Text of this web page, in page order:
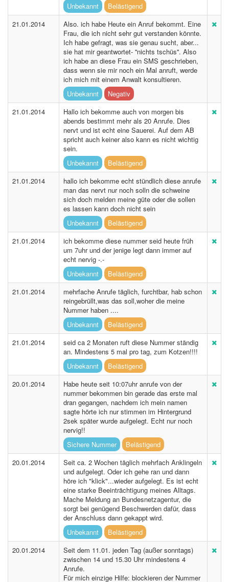
Unbekannt
Belästigend
21.01.2014
Also. ich habe Heute ein Anruf bekommt. Eine
Frau, die ich nicht sehr gut verstanden könnte.
Ich habe gefragt, was sie genau sucht, aber...
sie hat mir geantwortet- ''nichts tschüs''. Also
ich habe an diese Frau ein SMS geschrieben,
dass wenn sie mir noch ein Mal anruft, werde
ich mich mit einem Anwalt konsultieren.
Unbekannt
Negativ
21.01.2014
Hallo ich bekomme auch von morgen bis
abends bestimmt mehr als 20 Anrufe. Dies
nervt und ist echt eine Sauerei. Auf dem AB
spricht auch keiner also kann es nicht wichtig
sein.
Unbekannt
Belästigend
21.01.2014
hallo ich bekomme echt stündlich diese anrufe
man das nervt nur noch solln die schweine
sich doch melden meine güte oder die sollen
es lassen kann doch nicht sein
Unbekannt
Belästigend
21.01.2014
ich bekomme diese nummer seid heute früh
um 7uhr und der jenige legt dann immer auf
echt nervig -.-
Unbekannt
Belästigend
21.01.2014
mehrfache Anrufe täglich, furchtbar, hab schon
reingebrüllt,was das soll,woher die meine
Nummer haben ....
Unbekannt
Belästigend
21.01.2014
seid ca 2 Monaten ruft diese Nummer ständig
an. Mindestens 5 mal pro tag, zum Kotzen!!!!
Unbekannt
Belästigend
20.01.2014
Habe heute seit 10:07uhr anrufe von der
nummer bekommen bin gerade das erste mal
dran gegangen, nachdem ich mein namen
sagte hörte ich nur stimmen im Hintergrund
2sek später wurde aufgelegt. Echt nur noch
nervig!!
Sichere Nummer
Belästigend
20.01.2014
Seit ca. 2 Wochen täglich mehrfach Anklingeln
und aufgelegt. Oder ich gehe ran und dann
höre ich "klick"...wieder aufgelegt. Es ist echt
eine starke Beeinträchtigung meines Alltags.
Mache Meldung an Bundesnetzagentur, die
sorgt bei genügend Beschwerden dafür, dass
der Anschluss dann gekappt wird.
Unbekannt
Belästigend
20.01.2014
Seit dem 11.01. jeden Tag (außer sonntags)
zwischen 14 und 15.30 Uhr mindestens 4
Anrufe.
Für mich einzige Hilfe: blockieren der Nummer